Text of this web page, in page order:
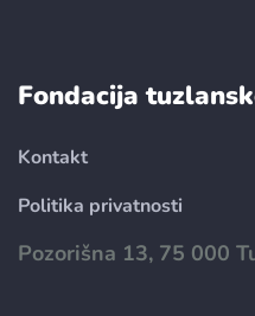
Fondacija
Kontakt
Politika privatnosti
Pozorišna 13, 75 000